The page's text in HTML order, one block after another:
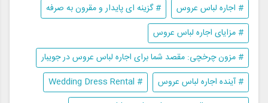
# اجاره لباس عروس
# گزینه ای پایدار و مقرون به صرفه
# مزایای اجاره لباس عروس
# مزون چرخچی: مقصد شما برای اجاره لباس عروس در جویبار
# آینده اجاره لباس عروس
# Wedding Dress Rental